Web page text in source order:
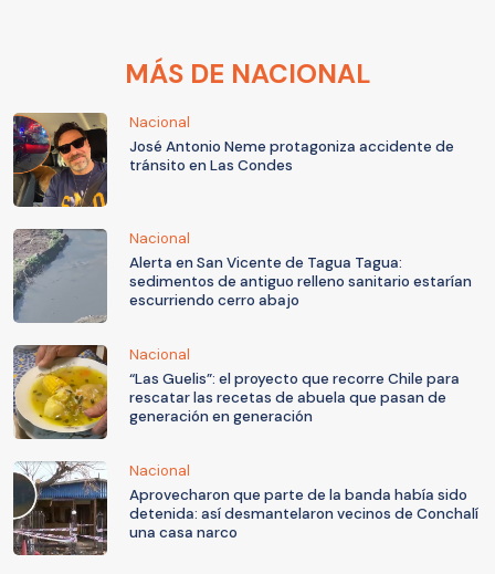
MÁS DE NACIONAL
Nacional
José Antonio Neme protagoniza accidente de
tránsito en Las Condes
Nacional
Alerta en San Vicente de Tagua Tagua:
sedimentos de antiguo relleno sanitario estarían
escurriendo cerro abajo
Nacional
“Las Guelis”: el proyecto que recorre Chile para
rescatar las recetas de abuela que pasan de
generación en generación
Nacional
Aprovecharon que parte de la banda había sido
detenida: así desmantelaron vecinos de Conchalí
una casa narco